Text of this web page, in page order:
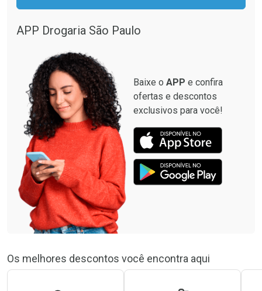
APP Drogaria São Paulo
Baixe o APP e confira
ofertas e descontos
exclusivos para você!
Os melhores descontos você encontra aqui